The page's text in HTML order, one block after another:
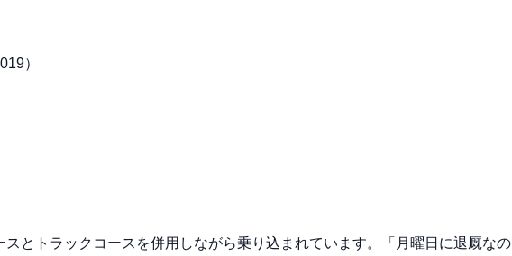
）
とトラックコースを併用しながら乗り込まれています。「月曜日に退厩なの